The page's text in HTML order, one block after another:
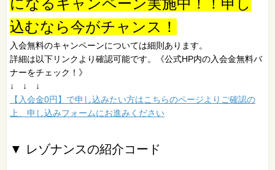
になるキャンペーン実施中！！申し
込むなら今がチャンス！
入会無料のキャンペーンについては細則あります。
詳細は以下リンクより確認可能です。《公式HP内の入会金無料バ
ナーをチェック！》
↓ ↓ ↓
【入会金0円】で申し込みたい方はこちらのページよりご確認の
上、申し込みフォームにお進みください
▼ レゾナンスの紹介コード